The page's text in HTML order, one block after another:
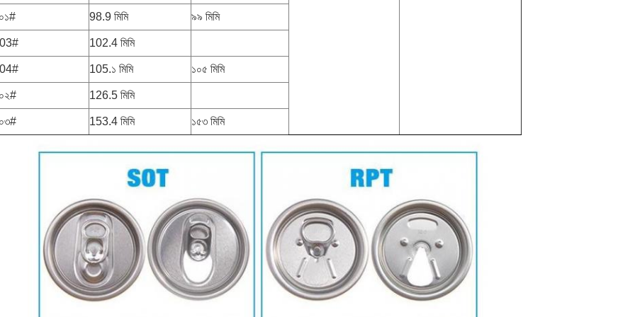
98.9 মিমি ৯৯ মিমি
102.4 মিমি
105.১ মিমি ১০৫ মিমি
126.5 মিমি
153.4 মিমি ১৫৩ মিমি